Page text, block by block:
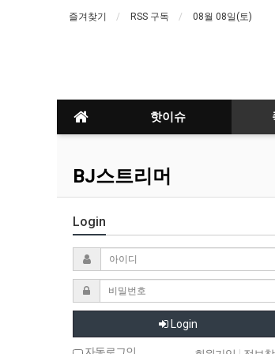
즐겨찾기 RSS 구독 08월 08일(토)
핫이슈
BJ스트리머
Login
Login